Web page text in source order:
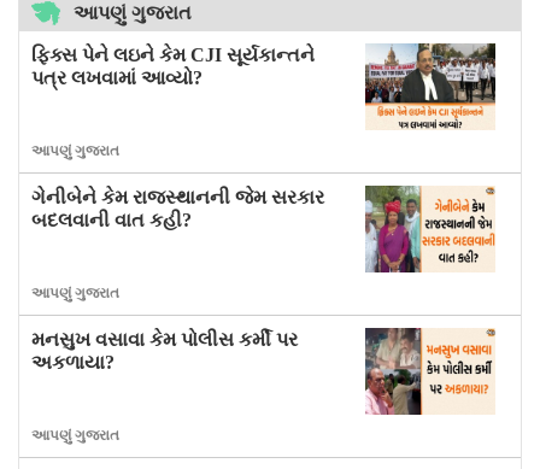
આપણું ગુજરાત
ફિક્સ પેને લઇને કેમ CJI સૂર્યકાન્તને
પત્ર લખવામાં આવ્યો?
આપણું ગુજરાત
ગેનીબેને કેમ રાજસ્થાનની જેમ સરકાર
બદલવાની વાત કહી?
આપણું ગુજરાત
મનસુખ વસાવા કેમ પોલીસ કર્મી પર
અકળાયા?
આપણું ગુજરાત